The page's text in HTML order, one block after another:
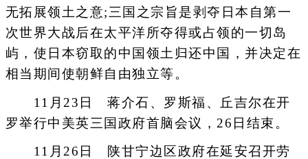
无拓展领土之意;三国之宗旨是剥夺日本自第一
次世界大战后在太平洋所夺得或占领的一切岛
屿，使日本窃取的中国领土归还中国，并决定在
相当期间使朝鲜自由独立等。
11月23日 蒋介石、罗斯福、丘吉尔在开
罗举行中美英三国政府首脑会议，26日结束。
11月26日 陕甘宁边区政府在延安召开劳